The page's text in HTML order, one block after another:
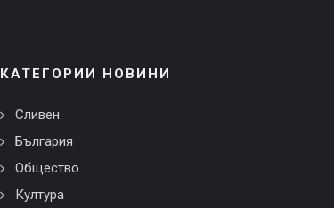
КАТЕГОРИИ НОВИНИ
Сливен
България
Общество
Култура